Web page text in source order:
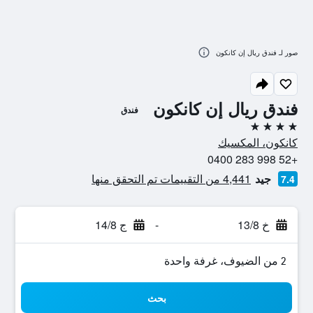
فندق ريال إن كانكون فندق
4 نجوم
كانكون، المكسيك
+52 998 283 0400
7.4 جيد 4,441 من التقييمات تم التحقق منها
خ 13/8 - ج 14/8
2 من الضيوف، غرفة واحدة
بحث
صور لـ فندق ريال إن كانكون